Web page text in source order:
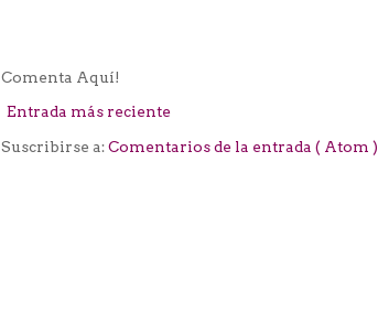
Comenta Aquí!
Entrada más reciente
Suscribirse a:Comentarios de la entrada ( Atom )